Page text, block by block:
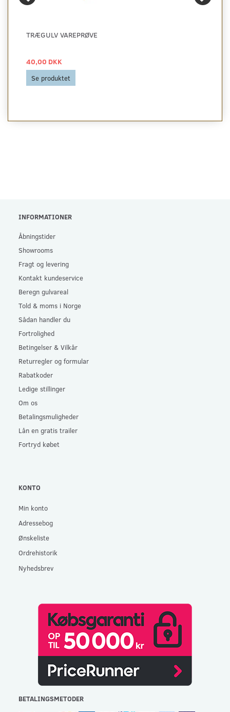
TRÆGULV VAREPRØVE
40,00 DKK
Se produktet
INFORMATIONER
Åbningstider
Showrooms
Fragt og levering
Kontakt kundeservice
Beregn gulvareal
Told & moms i Norge
Sådan handler du
Fortrolighed
Betingelser & Vilkår
Returregler og formular
Rabatkoder
Ledige stillinger
Om os
Betalingsmuligheder
Lån en gratis trailer
Fortryd købet
KONTO
Min konto
Adressebog
Ønskeliste
Ordrehistorik
Nyhedsbrev
BETALINGSMETODER